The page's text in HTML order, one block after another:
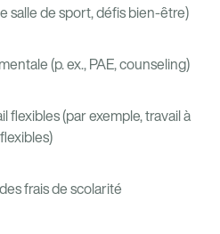
salle de sport, défis bien-être)
(p. ex., PAE, counseling)
flexibles (par exemple, travail à
frais de scolarité